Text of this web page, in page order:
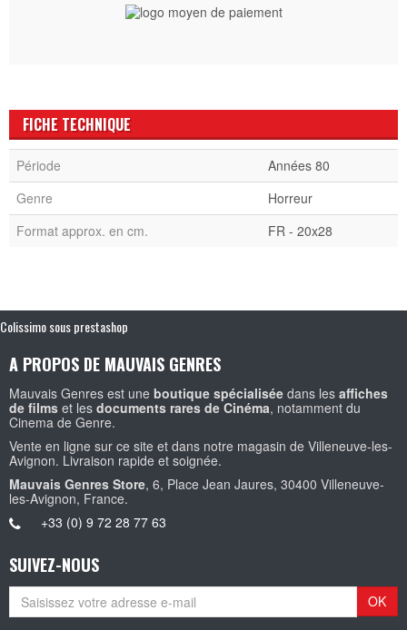
FICHE TECHNIQUE
Période
Années 80
Genre
Horreur
Format approx. en cm.
FR - 20x28
Colissimo sous prestashop
A PROPOS DE MAUVAIS GENRES
Mauvais Genres est une boutique spécialisée dans les affiches
de films et les documents rares de Cinéma, notamment du
Cinema de Genre.
Vente en ligne sur ce site et dans notre magasin de Villeneuve-les-
Avignon. Livraison rapide et soignée.
Mauvais Genres Store, 6, Place Jean Jaures, 30400 Villeneuve-
les-Avignon, France.
+33 (0) 9 72 28 77 63
SUIVEZ-NOUS
OK